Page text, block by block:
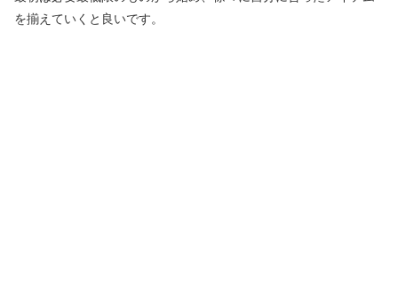
を揃えていくと良いです。